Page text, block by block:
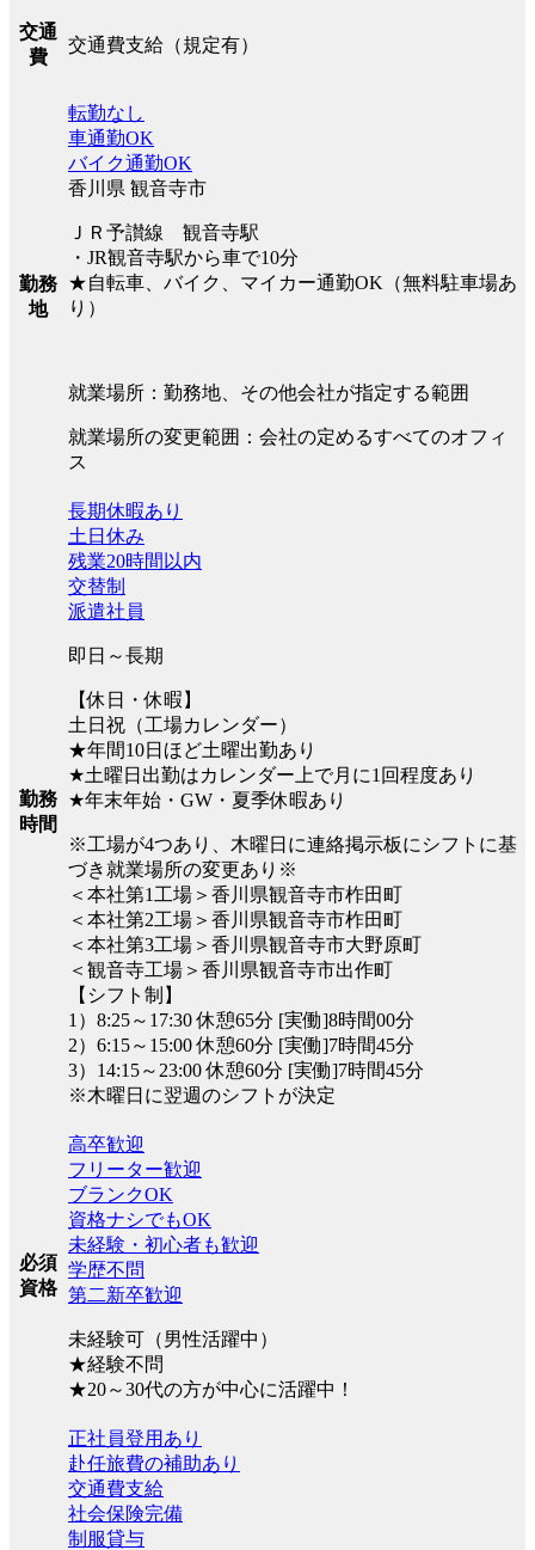
交通
費
交通費支給（規定有）
勤務
地
転勤なし
車通勤OK
バイク通勤OK
香川県 観音寺市
ＪＲ予讃線 観音寺駅
・JR観音寺駅から車で10分
★自転車、バイク、マイカー通勤OK（無料駐車場あ
り）
就業場所：勤務地、その他会社が指定する範囲
就業場所の変更範囲：会社の定めるすべてのオフィ
ス
勤務
時間
長期休暇あり
土日休み
残業20時間以内
交替制
派遣社員
即日～長期
【休日・休暇】
土日祝（工場カレンダー）
★年間10日ほど土曜出勤あり
★土曜日出勤はカレンダー上で月に1回程度あり
★年末年始・GW・夏季休暇あり
※工場が4つあり、木曜日に連絡掲示板にシフトに基
づき就業場所の変更あり※
＜本社第1工場＞香川県観音寺市柞田町
＜本社第2工場＞香川県観音寺市柞田町
＜本社第3工場＞香川県観音寺市大野原町
＜観音寺工場＞香川県観音寺市出作町
【シフト制】
1）8:25～17:30 休憩65分 [実働]8時間00分
2）6:15～15:00 休憩60分 [実働]7時間45分
3）14:15～23:00 休憩60分 [実働]7時間45分
※木曜日に翌週のシフトが決定
必須
資格
高卒歓迎
フリーター歓迎
ブランクOK
資格ナシでもOK
未経験・初心者も歓迎
学歴不問
第二新卒歓迎
未経験可（男性活躍中）
★経験不問
★20～30代の方が中心に活躍中！
正社員登用あり
赴任旅費の補助あり
交通費支給
社会保険完備
制服貸与